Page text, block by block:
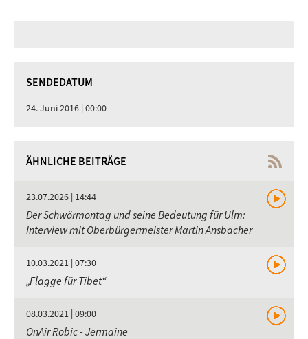
SENDEDATUM
24. Juni 2016 | 00:00
ÄHNLICHE BEITRÄGE
23.07.2026 | 14:44
Der Schwörmontag und seine Bedeutung für Ulm:
Interview mit Oberbürgermeister Martin Ansbacher
10.03.2021 | 07:30
„Flagge für Tibet“
08.03.2021 | 09:00
OnAir Robic - Jermaine